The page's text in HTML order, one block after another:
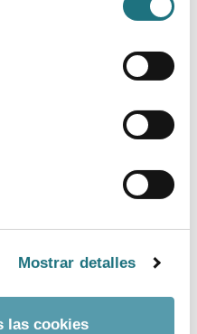
Mostrar detalles
las cookies